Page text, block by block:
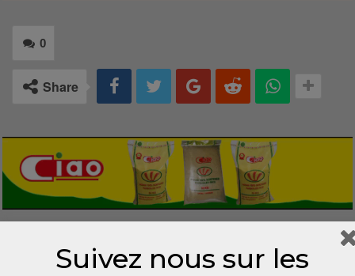
0
Share
LAISSER UN COMMENTAIRE
Suivez nous sur les